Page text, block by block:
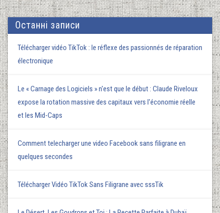
Останні записи
Télécharger vidéo TikTok : le réflexe des passionnés de réparation
électronique
Le « Carnage des Logiciels » n'est que le début : Claude Riveloux
expose la rotation massive des capitaux vers l'économie réelle
et les Mid-Caps
Comment telecharger une video Facebook sans filigrane en
quelques secondes
Télécharger Vidéo TikTok Sans Filigrane avec sssTik